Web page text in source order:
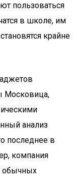
пользоваться
в школе, им
крайне
Московица,
анализ
последнее в
компания
обычных